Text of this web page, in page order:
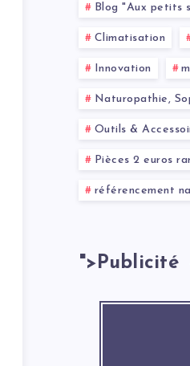
Blog "Aux petits
Climatisation
Innovation
Naturopathie,
Outils &
Pièces 2 euros
référencement
">Publicité